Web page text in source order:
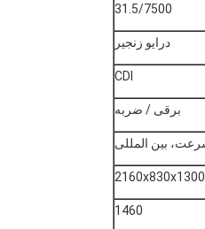
31.5/7500
درایو زنجیر
CDI
برقی / ضربه
2160x830x1300
1460